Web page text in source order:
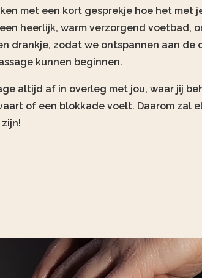
met een kort gesprekje hoe het met
heerlijk, warm verzorgend voetbad,
drankje, zodat we ontspannen aan de
kunnen beginnen.
altijd af in overleg met jou, waar jij
of een blokkade voelt. Daarom zal